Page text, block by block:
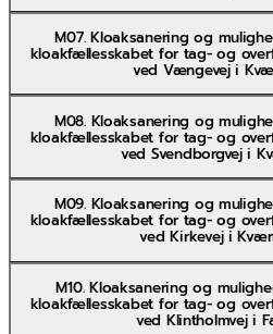
M07. Kloaksanering og
kloakfællesskabet for tag- og
ved Vængevej i
M08. Kloaksanering og
kloakfællesskabet for tag- og
ved Svendborgvej i
M09. Kloaksanering og
kloakfællesskabet for tag- og
ved Kirkevej i
M10. Kloaksanering og
kloakfællesskabet for tag- og
ved Klintholmvej i